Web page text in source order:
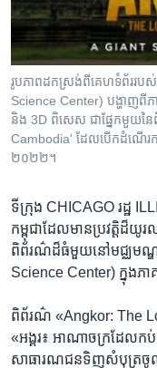
សម្ព័ន្ធ​
រំលង​
និង​
ទៅ​
កាន់​
ទំព័រ​
ស្វែង​
Khmer English
បណ្តាញ​សង្គម
ភាសា
រូបភាពដកស្រង់ពីគេហទំព័ររបស់
Science Center) បង្ហាញពីភ
និង 3D ពិសេស ជាផ្នែកមួយន
Cambodia' ដែលបើកដំណើរកា
២០២២។
ទីក្រុង CHICAGO រដ្ឋ
កម្ពុជា​ដែល​មាន​ប្រវត្តិ​ដ៏​យូ
ពិព័រណ៌​ដ៏​ធំ​មួយនៅ​មជ្ឈមណ្ឌ
Science Center) ក្នុងភា
ពិព័រណ៌ «Angkor: The
​«អង្គរ៖ អាណាចក្រ​ដែល​កប់
សាធារណជន​ទិញ​សំបុត្រ​ចូល​